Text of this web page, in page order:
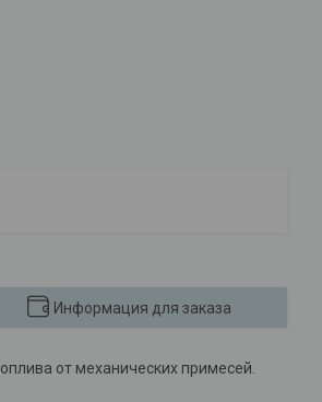
Информация для заказа
от механических примесей.